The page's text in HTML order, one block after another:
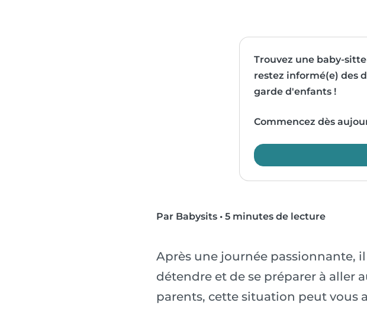
Trouvez une baby-
restez informé(e) des
garde d'enfants !
Commencez dès
Par Babysits • 5 minutes de lecture
Après une journée passionnante,
détendre et de se préparer à aller
parents, cette situation peut vous